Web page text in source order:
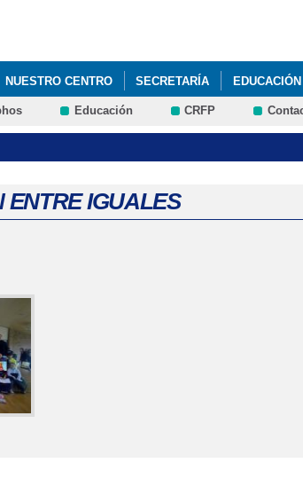
NUESTRO CENTRO SECRETARÍA EDUCACIÓN
PADLET 4º DE PRIMARIA. RECURSOS
Educación CRFP
ENTRE IGUALES